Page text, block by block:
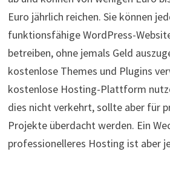
Euro jährlich reichen. Sie können
funktionsfähige WordPress-
betreiben, ohne jemals Geld
kostenlose Themes und Plugins
kostenlose Hosting-Plattform
dies nicht verkehrt, sollte aber für
Projekte überdacht werden. Ein
professionelleres Hosting ist aber